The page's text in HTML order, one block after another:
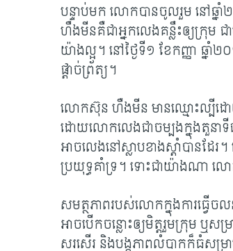
បន្ទាប់មក លោកបានចូលរួម នៅឆ្
ហឺងមីនគឺជាអ្នកលេងគន្លឹះឲ្យក្រុម
យ៉ាងល្អ។ នៅថ្ងៃទី១ ខែកញ្ញា ឆ្ន
ផ្តាច់ព្រ័ត្យ។
លោកស៊ុន ហឺងមីន មានឈ្មោះល្បីដោយ
ដោយលោកលេងជាចម្បងក្នុងតួនាទី
អាចលេងនៅស្លាបខាងស្ដាំបានដ
ប្រយុទ្ធ​គាំទ្រ។ ទោះជាយ៉ាងណា ល
សមត្ថភាពរបស់លោកក្នុងការធ្វើច
អាចបើកចន្លោះឲ្យមិត្តរួមក្រុម ឬស
សរសើរ និងបង្ក​ភាពលំបាកក៏ធំសម្រ